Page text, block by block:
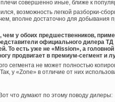
плечи совершенно иные, ближе к
возможность легкой разборки-
вполне достаточно для добывания
у обоих предшественников,
официального дилера
То есть уже не «Mission», а
продвигает в премиум-сегмент и
сегмента не может полностью
у «Zone» в отличие от них
что думают по этому поводу дилеры: